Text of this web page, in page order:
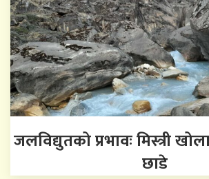
जलविद्युतको प्रभावः मिस्त्री
छाडे